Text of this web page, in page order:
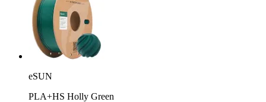
eSUN
PLA+HS Holly Green